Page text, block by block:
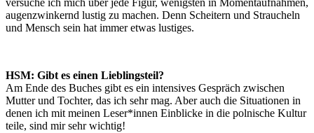
versuche ich mich über jede Figur, wenigsten in Momentaufnahmen,
augenzwinkernd lustig zu machen. Denn Scheitern und Straucheln
und Mensch sein hat immer etwas lustiges.
HSM: Gibt es einen Lieblingsteil?
Am Ende des Buches gibt es ein intensives Gespräch zwischen
Mutter und Tochter, das ich sehr mag. Aber auch die Situationen in
denen ich mit meinen Leser*innen Einblicke in die polnische Kultur
teile, sind mir sehr wichtig!